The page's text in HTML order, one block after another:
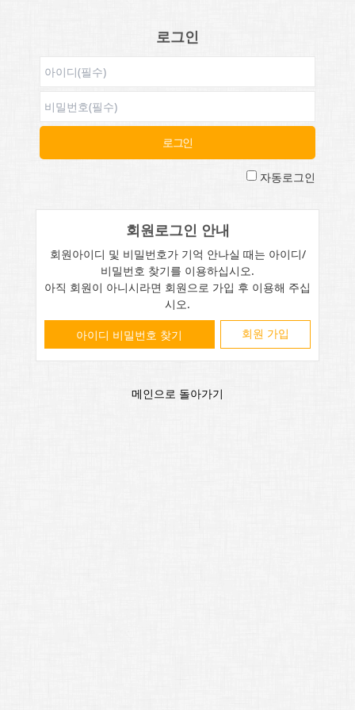
로그인
자동로그인
회원로그인 안내
회원아이디 및 비밀번호가 기억 안나실 때는 아이디/
비밀번호 찾기를 이용하십시오.
아직 회원이 아니시라면 회원으로 가입 후 이용해 주십
시오.
아이디 비밀번호 찾기 회원 가입
메인으로 돌아가기